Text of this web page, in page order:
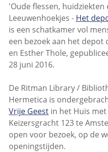
'Oude flessen, huidziekten
Leeuwenhoekjes - Het
is een schatkamer vol
een bezoek aan het
en Esther Thole,
28 juni 2016.
De Ritman Library /
Hermetica is
Vrije Geestin het Huis met
Keizersgracht 123 te
open voor bezoek, op de
openingstijden.